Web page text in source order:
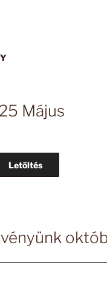
Május
Letöltés